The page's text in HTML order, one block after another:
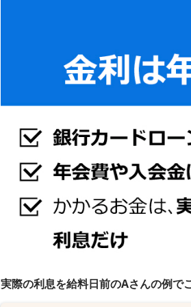
実際の利息を給料日前のAさんの例で